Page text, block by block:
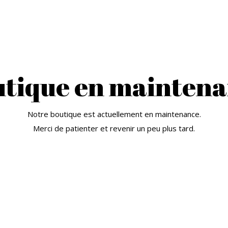
en
Notre boutique est actuellement en maintenance.
Merci de patienter et revenir un peu plus tard.